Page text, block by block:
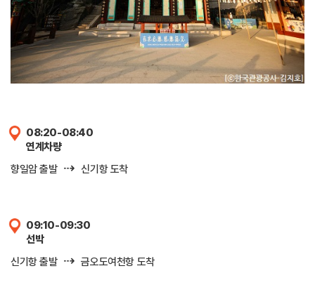
08:20-08:40
연계차량
향일암 출발 ⇢ 신기항 도착
09:10-09:30
선박
신기항 출발 ⇢ 금오도여천항 도착